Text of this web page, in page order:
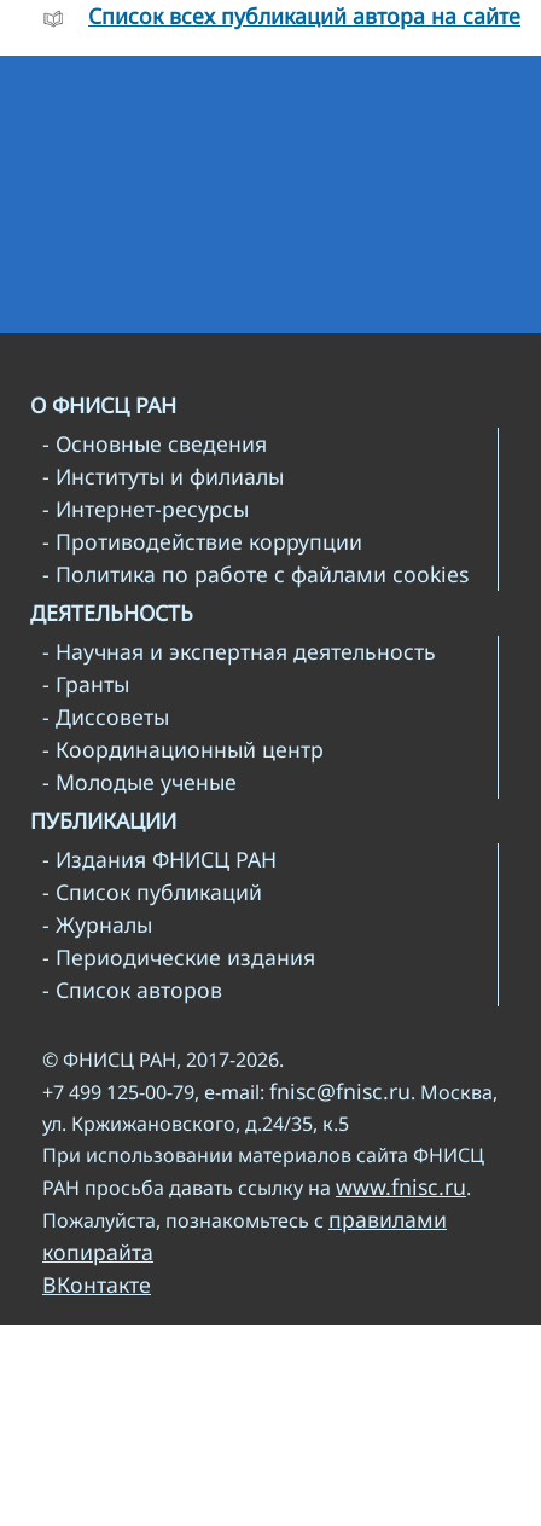
Cписок всех публикаций автора на сайте
О ФНИСЦ РАН
- Основные сведения
- Институты и филиалы
- Интернет-ресурсы
- Противодействие коррупции
- Политика по работе с файлами cookies
ДЕЯТЕЛЬНОСТЬ
- Научная и экспертная деятельность
- Гранты
- Диссоветы
- Координационный центр
- Молодые ученые
ПУБЛИКАЦИИ
- Издания ФНИСЦ РАН
- Список публикаций
- Журналы
- Периодические издания
- Список авторов
© ФНИСЦ РАН, 2017-2026.
+7 499 125-00-79, e-mail: fnisc@fnisc.ru. Москва,
ул. Кржижановского, д.24/35, к.5
При использовании материалов сайта ФНИСЦ
РАН просьба давать ссылку на www.fnisc.ru.
Пожалуйста, познакомьтесь с правилами
копирайта
ВКонтакте